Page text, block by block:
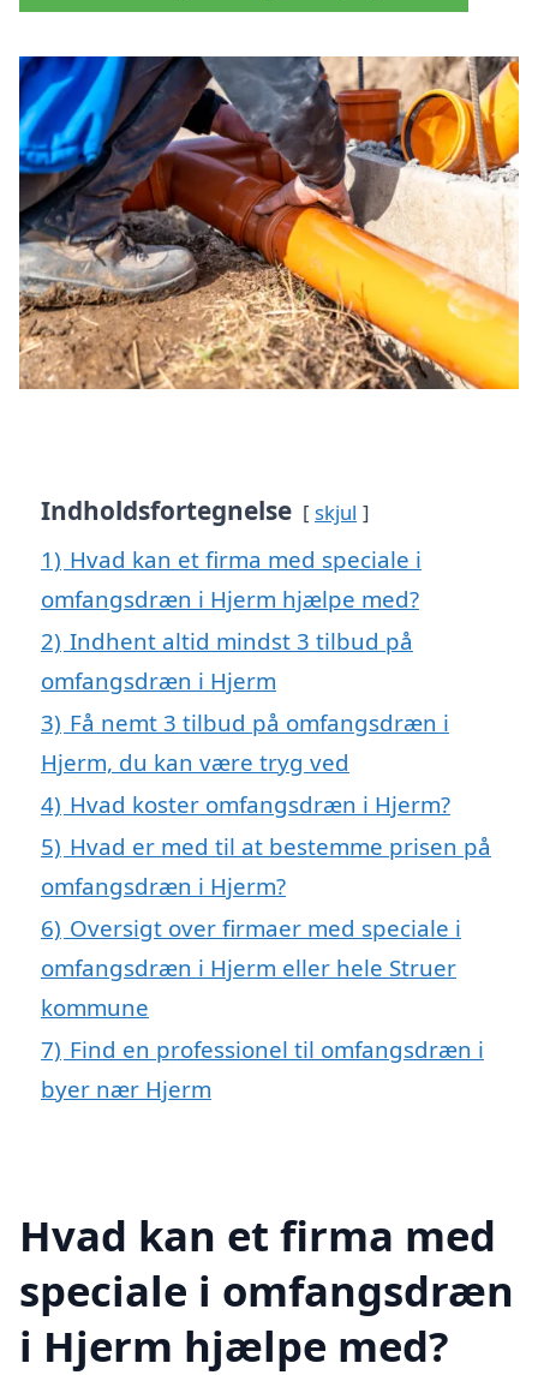
Indholdsfortegnelse skjul
1) Hvad kan et firma med speciale i
omfangsdræn i Hjerm hjælpe med?
2) Indhent altid mindst 3 tilbud på
omfangsdræn i Hjerm
3) Få nemt 3 tilbud på omfangsdræn i
Hjerm, du kan være tryg ved
4) Hvad koster omfangsdræn i Hjerm?
5) Hvad er med til at bestemme prisen på
omfangsdræn i Hjerm?
6) Oversigt over firmaer med speciale i
omfangsdræn i Hjerm eller hele Struer
kommune
7) Find en professionel til omfangsdræn i
byer nær Hjerm
Hvad kan et firma med
speciale i omfangsdræn
i Hjerm hjælpe med?